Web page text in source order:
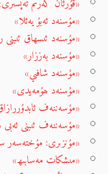
«مۇسنەد ئەبۇ يەئلا»
«مۇسنەد ئىسھاق ئىبنى
«مۇسنەد بەززار»
«مۇسنەد شافىي»
«مۇسنەد ھۇمەيدى»
«مۇسەننەف
«مۇسەننەف ئىبنى
«مۇنزىرى: مۇختەسەر
«مىشكات مەسابىھ»